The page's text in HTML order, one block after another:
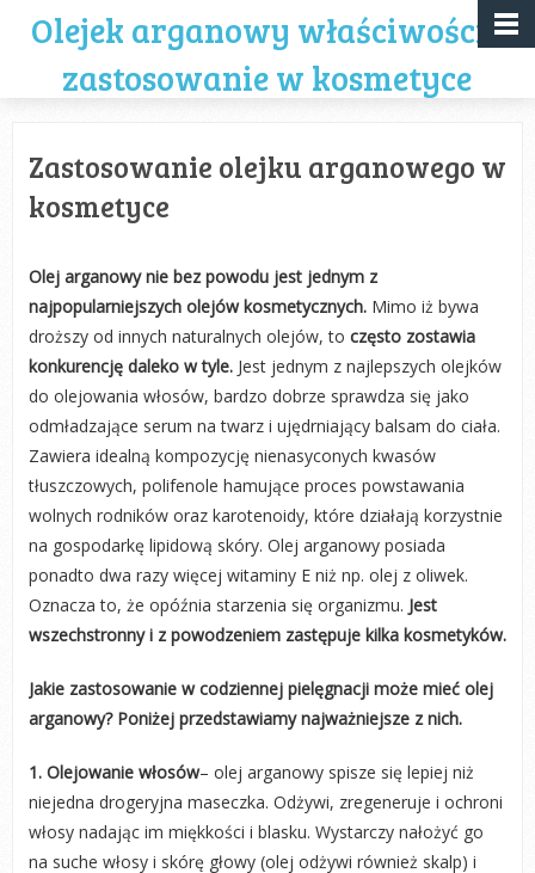
Olejek arganowy właściwości i
zastosowanie w kosmetyce
Zastosowanie olejku arganowego w
kosmetyce
Olej arganowy nie bez powodu jest jednym z
najpopularniejszych olejów kosmetycznych.Mimo iż bywa
droższy od innych naturalnych olejów, to często zostawia
konkurencję daleko w tyle.Jest jednym z najlepszych olejków
do olejowania włosów, bardzo dobrze sprawdza się jako
odmładzające serum na twarz i ujędrniający balsam do ciała.
Zawiera idealną kompozycję nienasyconych kwasów
tłuszczowych, polifenole hamujące proces powstawania
wolnych rodników oraz karotenoidy, które działają korzystnie
na gospodarkę lipidową skóry. Olej arganowy posiada
ponadto dwa razy więcej witaminy E niż np. olej z oliwek.
Oznacza to, że opóźnia starzenia się organizmu. Jest
wszechstronny i z powodzeniem zastępuje kilka kosmetyków.
Jakie zastosowanie w codziennej pielęgnacji może mieć olej
arganowy? Poniżej przedstawiamy najważniejsze z nich.
1. Olejowanie włosów– olej arganowy spisze się lepiej niż
niejedna drogeryjna maseczka. Odżywi, zregeneruje i ochroni
włosy nadając im miękkości i blasku. Wystarczy nałożyć go
na suche włosy i skórę głowy (olej odżywi również skalp) i